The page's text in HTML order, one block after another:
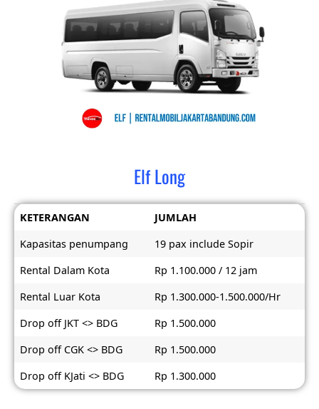
Elf Long
KETERANGAN
JUMLAH
Kapasitas penumpang
19 pax include Sopir
Rental Dalam Kota
Rp 1.100.000 / 12 jam
Rental Luar Kota
Rp 1.300.000-1.500.000/Hr
Drop off JKT <> BDG
Rp 1.500.000
Drop off CGK <> BDG
Rp 1.500.000
Drop off KJati <> BDG
Rp 1.300.000